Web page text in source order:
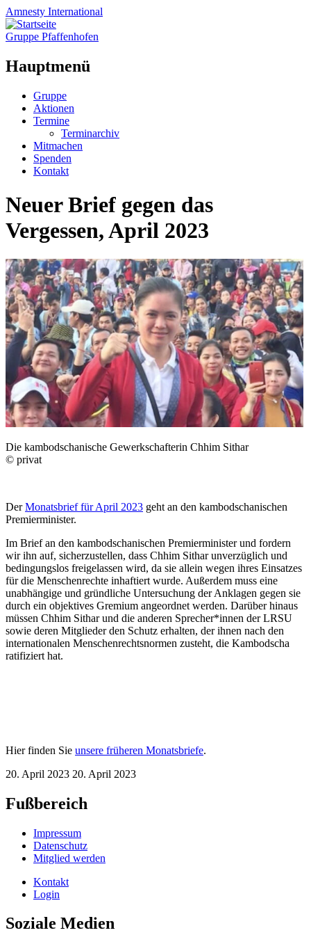
Amnesty International
Gruppe Pfaffenhofen
Hauptmenü
Zum
Inhalt
springen
Gruppe
Aktionen
Termine
Terminarchiv
Mitmachen
Spenden
Kontakt
Neuer Brief gegen das
Vergessen, April 2023
Die kambodschanische Gewerkschafterin Chhim Sithar
© privat
DerMonatsbrief für April 2023 geht an den kambodschanischen
Premierminister.
Im Brief an den kambodschanischen Premierminister und fordern
wir ihn auf, sicherzustellen, dass Chhim Sithar unverzüglich und
bedingungslos freigelassen wird, da sie allein wegen ihres Einsatzes
für die Menschenrechte inhaftiert wurde. Außerdem muss eine
unabhängige und gründliche Untersuchung der Anklagen gegen sie
durch ein objektives Gremium angeordnet werden. Darüber hinaus
müssen Chhim Sithar und die anderen Sprecher*innen der LRSU
sowie deren Mitglieder den Schutz erhalten, der ihnen nach den
internationalen Menschenrechtsnormen zusteht, die Kambodscha
ratifiziert hat.
Hier finden Sie unsere früheren Monatsbriefe.
20. April 2023 20. April 2023
Fußbereich
Impressum
Datenschutz
Mitglied werden
Kontakt
Login
Soziale Medien